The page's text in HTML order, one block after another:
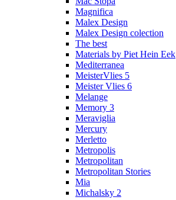
Magnifica
Malex Design
Malex Design colection
The best
Materials by Piet Hein Eek
Mediterranea
MeisterVlies 5
Meister Vlies 6
Melange
Memory 3
Meraviglia
Mercury
Merletto
Metropolis
Metropolitan
Metropolitan Stories
Mia
Michalsky 2